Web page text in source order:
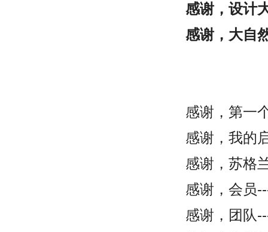
感谢，设计
感谢，大自
感谢，第一
感谢，我的
感谢，苏格
感谢，会员
感谢，团队